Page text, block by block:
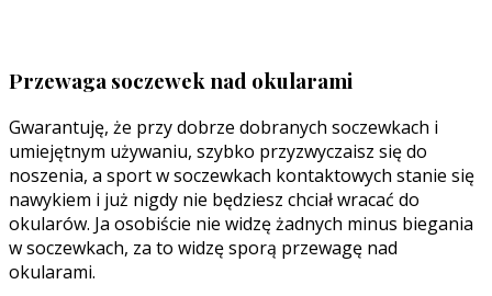
Przewaga soczewek nad okularami
Gwarantuję, że przy dobrze dobranych soczewkach i
umiejętnym używaniu, szybko przyzwyczaisz się do
noszenia, a sport w soczewkach kontaktowych stanie się
nawykiem i już nigdy nie będziesz chciał wracać do
okularów. Ja osobiście nie widzę żadnych minus biegania
w soczewkach, za to widzę sporą przewagę nad
okularami.